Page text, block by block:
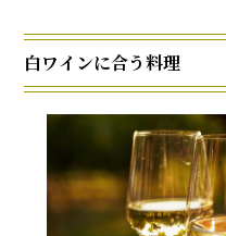
白ワインに合う料理